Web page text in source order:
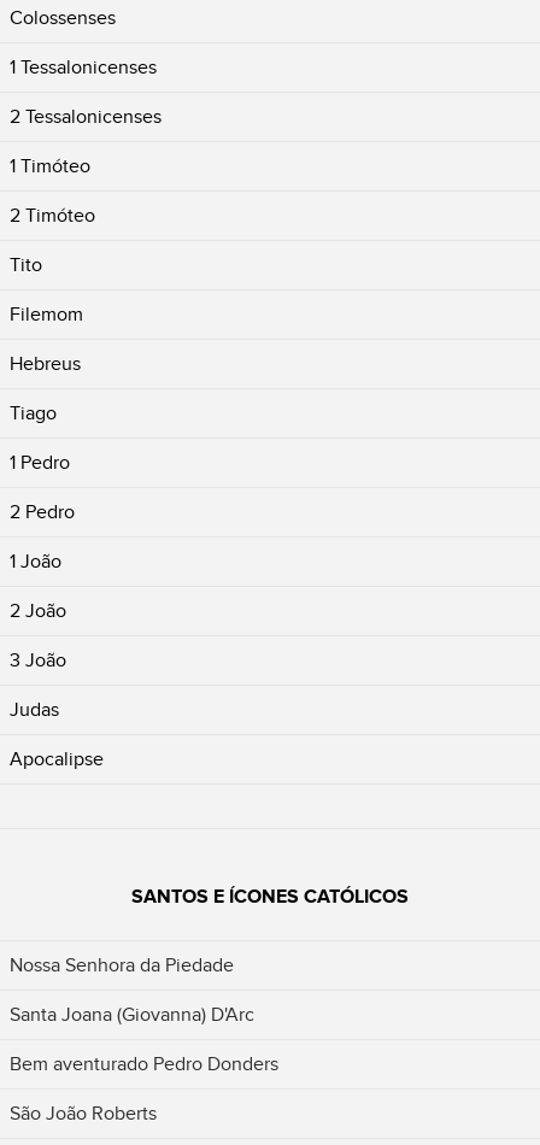
Colossenses
1 Tessalonicenses
2 Tessalonicenses
1 Timóteo
2 Timóteo
Tito
Filemom
Hebreus
Tiago
1 Pedro
2 Pedro
1 João
2 João
3 João
Judas
Apocalipse
SANTOS E ÍCONES CATÓLICOS
Nossa Senhora da Piedade
Santa Joana (Giovanna) D'Arc
Bem aventurado Pedro Donders
São João Roberts